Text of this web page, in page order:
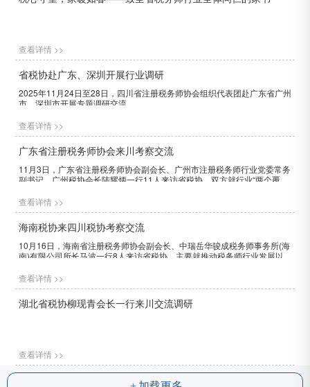
查看详情 >>
省税协赴广东、深圳开展行业调研
2025年11月24日至28日，四川省注册税务师协会组织代表团赴广东省广州
市、深圳市开展专题调研交流。
查看详情 >>
广东省注册税务师协会来川考察交流
11月3日，广东省注册税务师协会副会长、广州市注册税务师行业党委常务
副书记、广州税协会长陆耀炳一行11人来访省税协，双方就行业“两个覆
问题进行了座谈交流。
查看详情 >>
海南税协来四川税协考察交流
10月16日，海南省注册税务师协会副会长、中瑞岳华骏成税务师事务所(海
南)有限公司所长马波一行8人来访省税协，主要就推动税务师行业发展以及
查看详情 >>
湖北省税协柳现青会长一行来川交流调研
查看详情 >>